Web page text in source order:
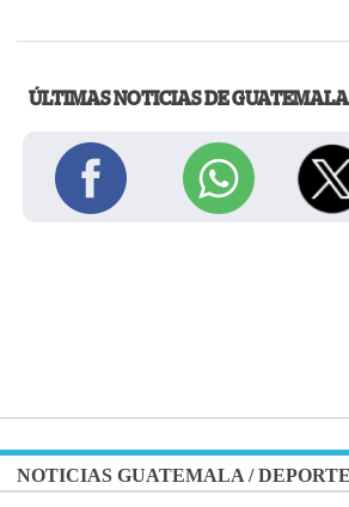
ÚLTIMAS NOTICIAS DE GUATEMALA
NOTICIAS GUATEMALA /